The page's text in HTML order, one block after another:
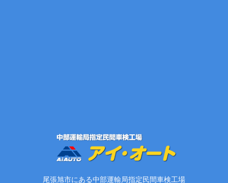
尾張旭市にある中部運輸局指定民間車検工場